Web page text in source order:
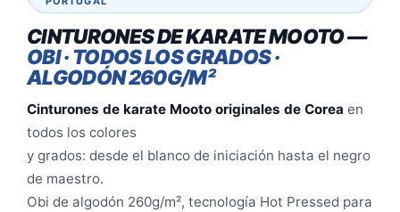
CINTURONES DE KARATE MOOTO —
OBI · TODOS LOS GRADOS ·
ALGODÓN 260G/M²
Cinturones de karate Mooto originales de Corea en
todos los colores
y grados: desde el blanco de iniciación hasta el negro
de maestro.
Obi de algodón 260g/m², tecnología Hot Pressed para